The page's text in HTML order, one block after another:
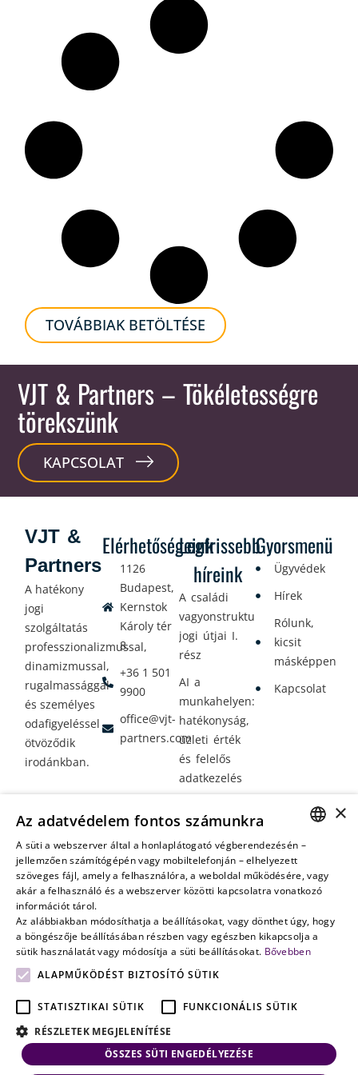
TOVÁBBIAK BETÖLTÉSE
VJT & Partners – Tökéletességre
törekszünk
KAPCSOLAT
Elérhetőségeink
1126
Budapest,
Kernstok
Károly tér
8.
+36 1 501
9900
office@vjt-
partners.com
Legfrissebb
híreink
A családi
vagyonstrukturálás
jogi útjai I.
rész
AI a
munkahelyen:
hatékonyság,
üzleti érték
és felelős
adatkezelés
amikor a jövő
nem a
véletlenen
múlik
Gyorsmenü
Ügyvédek
Hírek
Rólunk,
kicsit
másképpen
Kapcsolat
VJT &
Partners
A hatékony
jogi
szolgáltatás
professzionalizmussal,
dinamizmussal,
rugalmassággal
és személyes
odafigyeléssel
ötvöződik
irodánkban.
HUNGARIAN
ENGLISH
×
Az adatvédelem fontos számunkra
A süti a webszerver által a honlaplátogató végberendezésén –
jellemzően számítógépén vagy mobiltelefonján – elhelyezett
szöveges fájl, amely a felhasználóra, a weboldal működésére, vagy
akár a felhasználó és a webszerver közötti kapcsolatra vonatkozó
információt tárol.
Az alábbiakban módosíthatja a beállításokat, vagy dönthet úgy, hogy
a böngészője beállításában részben vagy egészben kikapcsolja a
sütik használatát vagy módosítja a süti beállításokat. Bővebben
ALAPMŰKÖDÉST BIZTOSÍTÓ SÜTIK
STATISZTIKAI SÜTIK
FUNKCIONÁLIS SÜTIK
RÉSZLETEK MEGJELENÍTÉSE
ÖSSZES SÜTI ENGEDÉLYEZÉSE